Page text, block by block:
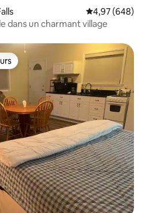
Évaluation
4,97 (648)
un charmant village
les plus appréciés